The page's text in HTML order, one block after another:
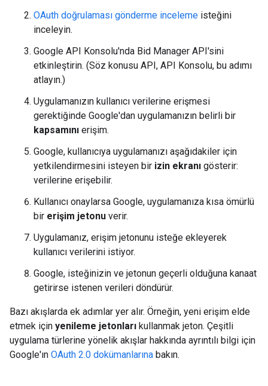
OAuth doğrulaması gönderme inceleme isteğini
inceleyin.
Google API Konsolu'nda Bid Manager API'sini
etkinleştirin. (Söz konusu API, API Konsolu, bu adımı
atlayın.)
Uygulamanızın kullanıcı verilerine erişmesi
gerektiğinde Google'dan uygulamanızın belirli bir
kapsamını erişim.
Google, kullanıcıya uygulamanızı aşağıdakiler için
yetkilendirmesini isteyen bir izin ekranı gösterir:
verilerine erişebilir.
Kullanıcı onaylarsa Google, uygulamanıza kısa ömürlü
bir erişim jetonu verir.
Uygulamanız, erişim jetonunu isteğe ekleyerek
kullanıcı verilerini istiyor.
Google, isteğinizin ve jetonun geçerli olduğuna kanaat
getirirse istenen verileri döndürür.
Bazı akışlarda ek adımlar yer alır. Örneğin, yeni erişim elde
etmek için yenileme jetonları kullanmak jeton. Çeşitli
uygulama türlerine yönelik akışlar hakkında ayrıntılı bilgi için
Google'ın OAuth 2.0 dokümanlarına bakın.